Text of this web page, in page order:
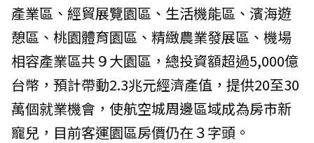
產業區、經貿展覽園區、生活機能區、濱海遊
憩區、桃園體育園區、精緻農業發展區、機場
相容產業區共９大園區，總投資額超過5,000億
台幣，預計帶動2.3兆元經濟產值，提供20至30
萬個就業機會，使航空城周邊區域成為房市新
寵兒，目前客運園區房價仍在３字頭。